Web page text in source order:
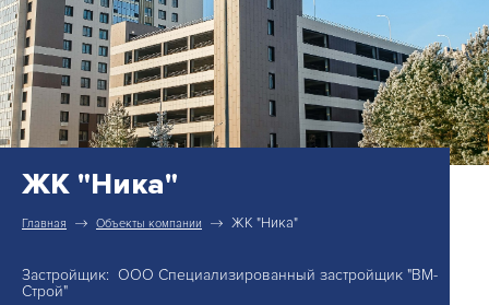
ЖК "Ника"
Главная Объекты компании ЖК "Ника"
Застройщик: ООО Специализированный застройщик "ВМ-
Строй"